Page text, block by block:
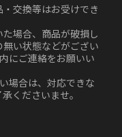
交換等はお受けでき
場合、商品が破損し
い状態などがござい
にご連絡をお願いい
場合は、対応できな
くださいませ。